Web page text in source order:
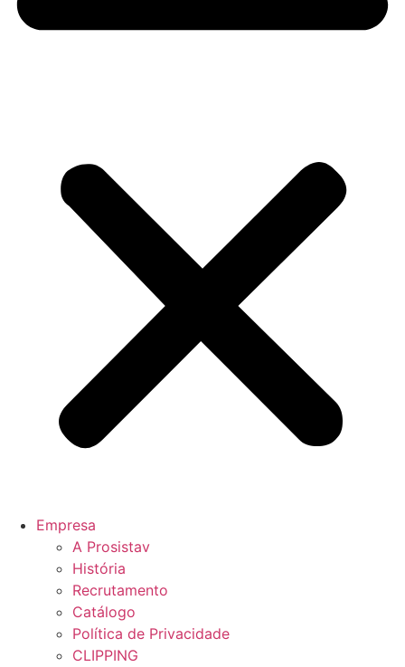
Empresa
A Prosistav
História
Recrutamento
Catálogo
Política de Privacidade
CLIPPING